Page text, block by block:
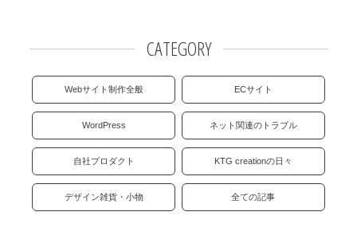
制作事例・製造実績
ブログ
CATEGORY
Webサイト制作全般 ECサイト
WordPress ネット関連のトラブル
自社プロダクト KTG creationの日々
デザイン雑貨・小物 全ての記事